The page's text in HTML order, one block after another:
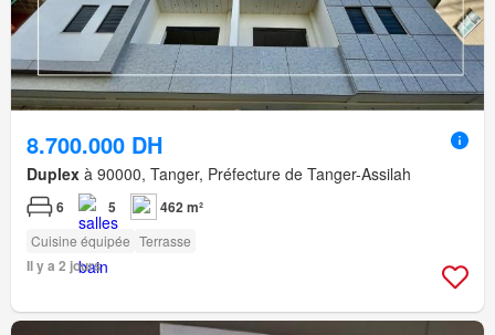
8.700.000 DH
Duplex à 90000, Tanger, Préfecture de Tanger-Assilah
6 5 462 m²
Cuisine équipée Terrasse
Il y a 2 jours